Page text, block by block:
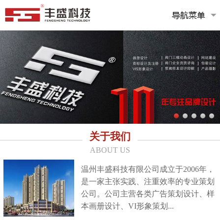
关于我们
ABOUT US
温州丰盛科技有限公司成立于2006年，
是一家主张实践、注重效率的专业策划
公司。公司主营各类广告策划设计、样
本画册设计、VI形象策划...